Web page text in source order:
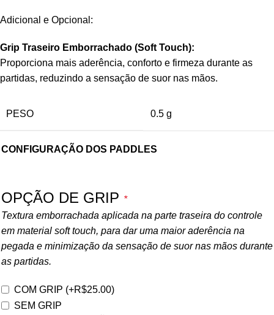
Adicional e Opcional:
Grip Traseiro Emborrachado (Soft Touch):
Proporciona mais aderência, conforto e firmeza durante as
partidas, reduzindo a sensação de suor nas mãos.
PESO 0.5 g
CONFIGURAÇÃO DOS PADDLES
OPÇÃO DE GRIP *
Textura emborrachada aplicada na parte traseira do controle
em material soft touch, para dar uma maior aderência na
pegada e minimização da sensação de suor nas mãos durante
as partidas.
COM GRIP (+R$25.00)
SEM GRIP